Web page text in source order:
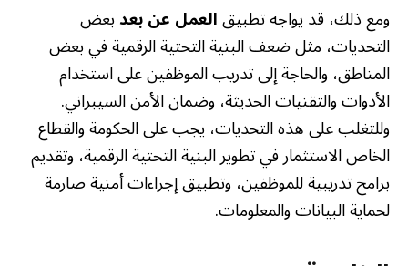
ومع ذلك، قد يواجه تطبيقالعمل عن بعدبعض
التحديات، مثل ضعف البنية التحتية الرقمية في بعض
المناطق، والحاجة إلى تدريب الموظفين على استخدام
الأدوات والتقنيات الحديثة، وضمان الأمن السيبراني.
وللتغلب على هذه التحديات، يجب على الحكومة والقطاع
الخاص الاستثمار في تطوير البنية التحتية الرقمية، وتقديم
برامج تدريبية للموظفين، وتطبيق إجراءات أمنية صارمة
لحماية البيانات والمعلومات.